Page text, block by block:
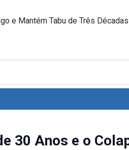
e Mantém Tabu de Três Décadas
30 Anos e o